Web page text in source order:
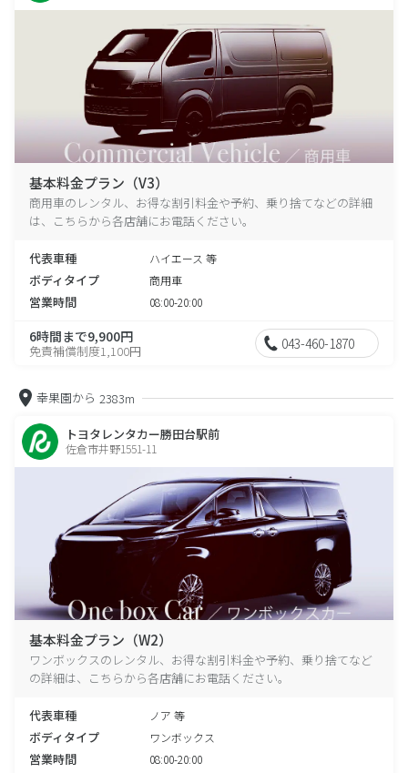
基本料金プラン（V3）
商用車のレンタル、お得な割引料金や予約、乗り捨てなどの詳細
は、こちらから各店舗にお電話ください。
代表車種 ハイエース 等
ボディタイプ 商用車
営業時間 08:00-20:00
6時間まで9,900円
免責補償制度1,100円 043-460-1870
幸果園から 2383m
トヨタレンタカー勝田台駅前
佐倉市井野1551-11
基本料金プラン（W2）
ワンボックスのレンタル、お得な割引料金や予約、乗り捨てなど
の詳細は、こちらから各店舗にお電話ください。
代表車種 ノア 等
ボディタイプ ワンボックス
営業時間 08:00-20:00